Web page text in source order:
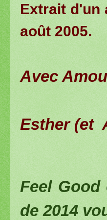
Extrait d'un
août 2005.
Avec
Esther (et
Feel
de 2014